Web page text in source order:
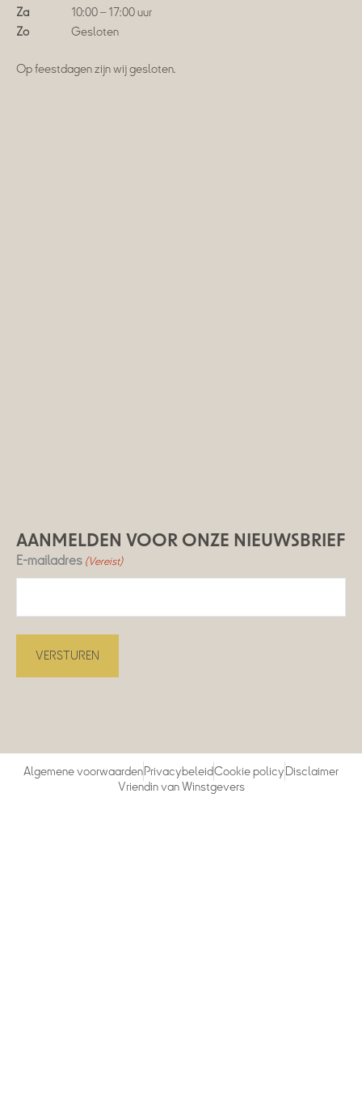
Za
10:00 – 17:00 uur
Zo
Gesloten
Op feestdagen zijn wij gesloten.
AANMELDEN VOOR ONZE NIEUWSBRIEF
E-mailadres (Vereist)
Algemene voorwaardenPrivacybeleidCookie policyDisclaimer
Vriendin van Winstgevers